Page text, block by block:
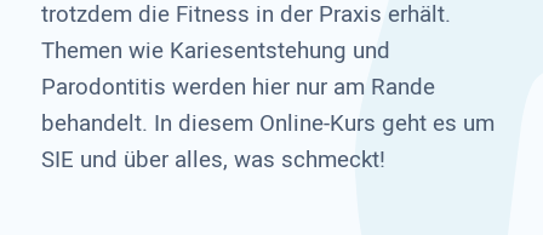
trotzdem die Fitness in der Praxis erhält.
Themen wie Kariesentstehung und
Parodontitis werden hier nur am Rande
behandelt. In diesem Online-Kurs geht es um
SIE und über alles, was schmeckt!